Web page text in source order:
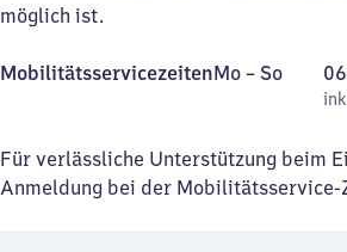
möglich ist.
MobilitätsservicezeitenMontag
Mo – So,
inkl.6
bis
21
Für verlässliche Unterstützung beim
Anmeldung bei der Mobilitätsservice-